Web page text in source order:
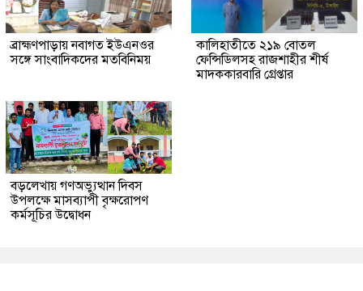
ব্রাহ্মণপাড়ায় নবাগত ইউএনওর
সঙ্গে সাংবাদিকদের মতবিনিময়
কালিহাতীতে ২১৯ বোতল
ফেন্সিডিলসহ রাজশাহীর শীর্ষ
মাদককারবারি গ্রেপ্তার
বড়লেখায় গণঅভ্যুত্থান দিবস
উপলক্ষে মাসব্যাপী বৃক্ষরোপণ
কর্মসূচির উদ্বোধন